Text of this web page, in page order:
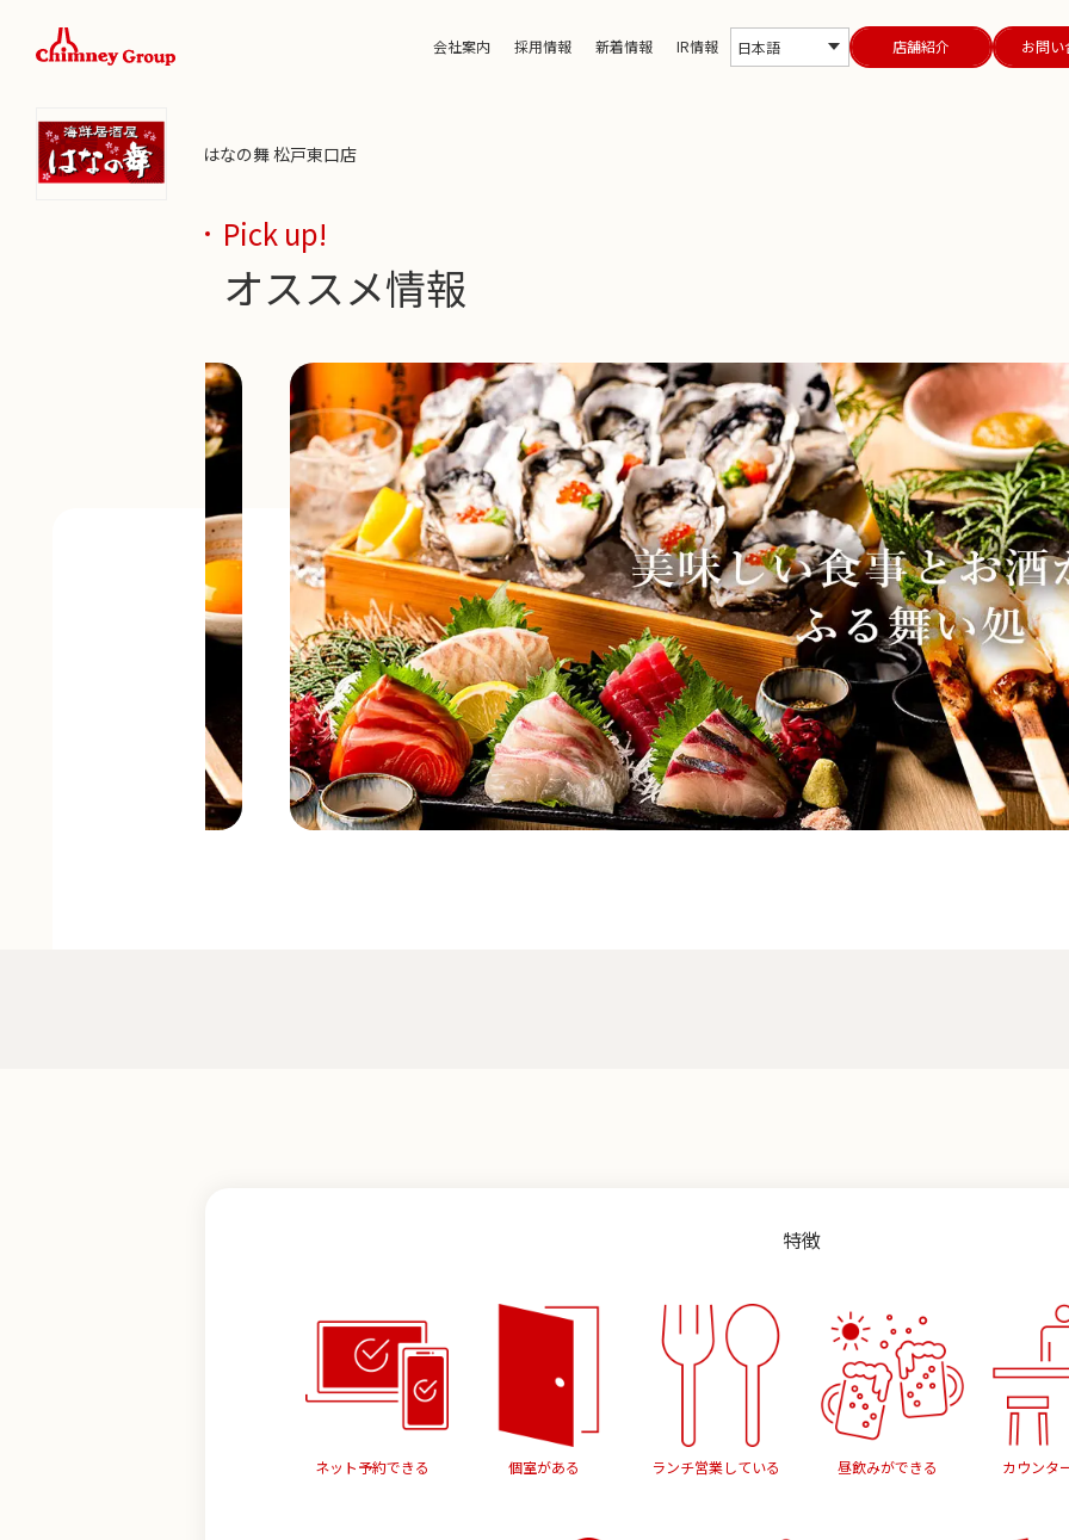
会社案内 採用情報 新着情報 IR情報 日本語 店舗紹介 お問い
はなの舞 松戸東口店
Pick up!
オススメ情報
特徴
ネット予約できる 個室がある ランチ営業している 昼飲みができる カウンタ